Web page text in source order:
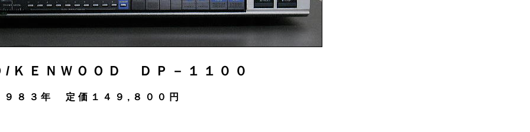
/ＫＥＮＷＯＯＤ ＤＰ－１１００
９８３年 定価１４９,８００円